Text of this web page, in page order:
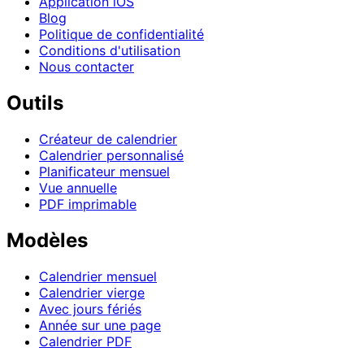
Blog
Politique de confidentialité
Conditions d'utilisation
Nous contacter
Outils
Créateur de calendrier
Calendrier personnalisé
Planificateur mensuel
Vue annuelle
PDF imprimable
Modèles
Calendrier mensuel
Calendrier vierge
Avec jours fériés
Année sur une page
Calendrier PDF